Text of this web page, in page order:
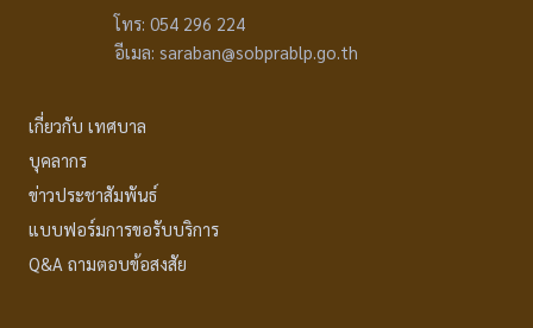
โทร: 054 296 224
อีเมล: saraban@sobprablp.go.th
เกี่ยวกับ เทศบาล
บุคลากร
ข่าวประชาสัมพันธ์
แบบฟอร์มการขอรับบริการ
Q&A ถามตอบข้อสงสัย